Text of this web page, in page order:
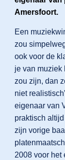
Amersfoort.
Een
zou
ook voor de
je van muziek
zou zijn, dan
niet
eigenaar van
praktisch
zijn vorige
2008 voor het
Engels